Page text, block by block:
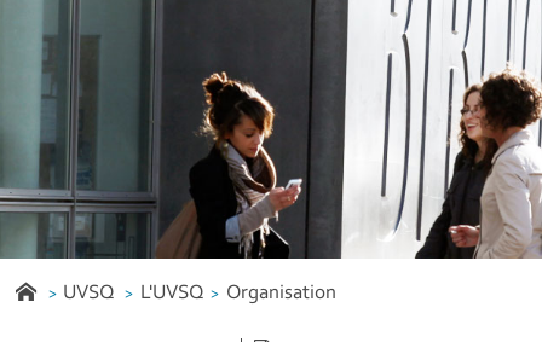
UVSQ L'UVSQ Organisation